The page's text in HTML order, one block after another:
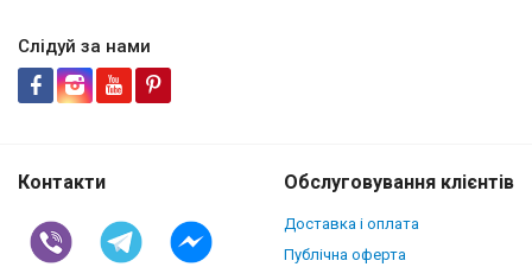
Слідуй за нами
Контакти Обслуговування клієнтів
Доставка і оплата
Публічна оферта